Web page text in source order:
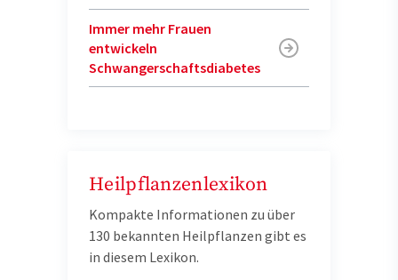
Immer mehr Frauen
entwickeln
Schwangerschaftsdiabetes
Heilpflanzenlexikon
Kompakte Informationen zu über
130 bekannten Heilpflanzen gibt es
in diesem Lexikon.